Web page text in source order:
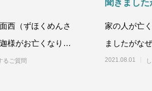
西（ずほくめんさ
様がお亡くなりに
側に顔を西に向け
るご質問
聞きました
家の人が亡
ましたがな
は、死を「
2021.08.01